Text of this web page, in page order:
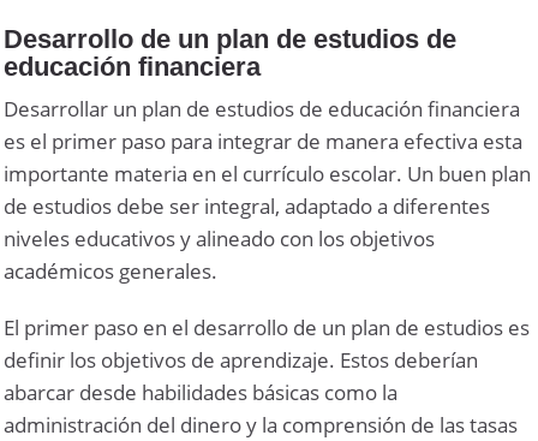
Desarrollo de un plan de estudios de
educación financiera
Desarrollar un plan de estudios de educación financiera
es el primer paso para integrar de manera efectiva esta
importante materia en el currículo escolar. Un buen plan
de estudios debe ser integral, adaptado a diferentes
niveles educativos y alineado con los objetivos
académicos generales.
El primer paso en el desarrollo de un plan de estudios es
definir los objetivos de aprendizaje. Estos deberían
abarcar desde habilidades básicas como la
administración del dinero y la comprensión de las tasas